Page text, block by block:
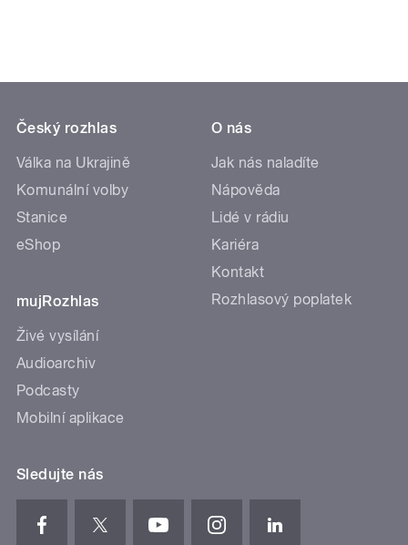
Český rozhlas
Válka na Ukrajině
Komunální volby
Stanice
eShop
mujRozhlas
Živé vysílání
Audioarchiv
Podcasty
Mobilní aplikace
O nás
Jak nás naladíte
Nápověda
Lidé v rádiu
Kariéra
Kontakt
Rozhlasový poplatek
Sledujte nás